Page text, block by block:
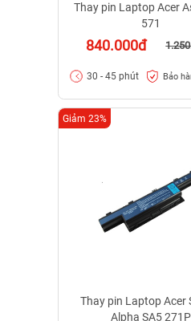
Thay pin Laptop Acer
571
840.000đ
30 - 45 phút Bảo
Thay pin Laptop Acer
Alpha SA5 271P
Giảm 23%